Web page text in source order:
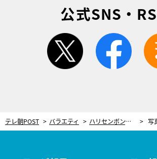
公式SNS・
twitter
テレ朝POST バラエティ ハリセンボン、ブレイク直後に訪れた“解散危機”「辞めなきゃいけないかも…」 写